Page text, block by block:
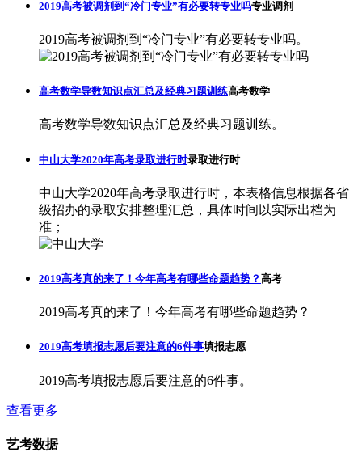
2019高考被调剂到“冷门专业”有必要转专业吗专业调剂
2019高考被调剂到“冷门专业”有必要转专业吗。
高考数学导数知识点汇总及经典习题训练高考数学
高考数学导数知识点汇总及经典习题训练。
中山大学2020年高考录取进行时录取进行时
中山大学2020年高考录取进行时，本表格信息根据各省
级招办的录取安排整理汇总，具体时间以实际出档为
准；
2019高考真的来了！今年高考有哪些命题趋势？ 高考
2019高考真的来了！今年高考有哪些命题趋势？
2019高考填报志愿后要注意的6件事填报志愿
2019高考填报志愿后要注意的6件事。
查看更多
艺考数据